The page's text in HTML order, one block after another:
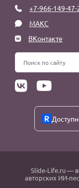
+7-966-149-47-
МАКС
ВКонтакте
Slide-Life.ru—
авторских ИИ-